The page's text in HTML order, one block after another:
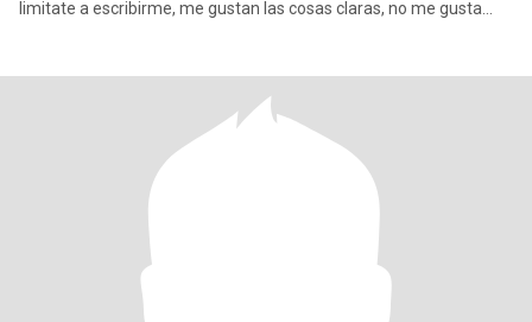
limitate a escribirme, me gustan las cosas claras, no me gusta